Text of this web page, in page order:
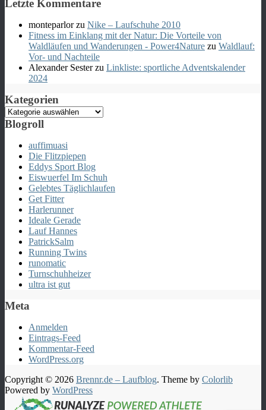
Letzte Kommentare
monteparlorzu Nike – Laufschuhe 2010
Fitness im Einklang mit der Natur: Die Vorteile von
Waldläufen und Wanderungen - Power4Nature zu Waldlauf:
Vor- und Nachteile
Alexander Sesterzu Linkliste: sportliche Adventskalender
2024
Kategorien
Kategorien
Blogroll
auffimuasi
Die Flitzpiepen
Eddys Sport Blog
Eiswuerfel Im Schuh
Gelebtes Täglichlaufen
Get Fitter
Harlerunner
Ideale Gerade
Lauf Hannes
PatrickSalm
Running Twins
runomatic
Turnschuhheizer
ultra ist gut
Meta
Anmelden
Eintrags-Feed
Kommentar-Feed
WordPress.org
Copyright © 2026 Brennr.de – Laufblog. Theme by Colorlib
Powered by WordPress